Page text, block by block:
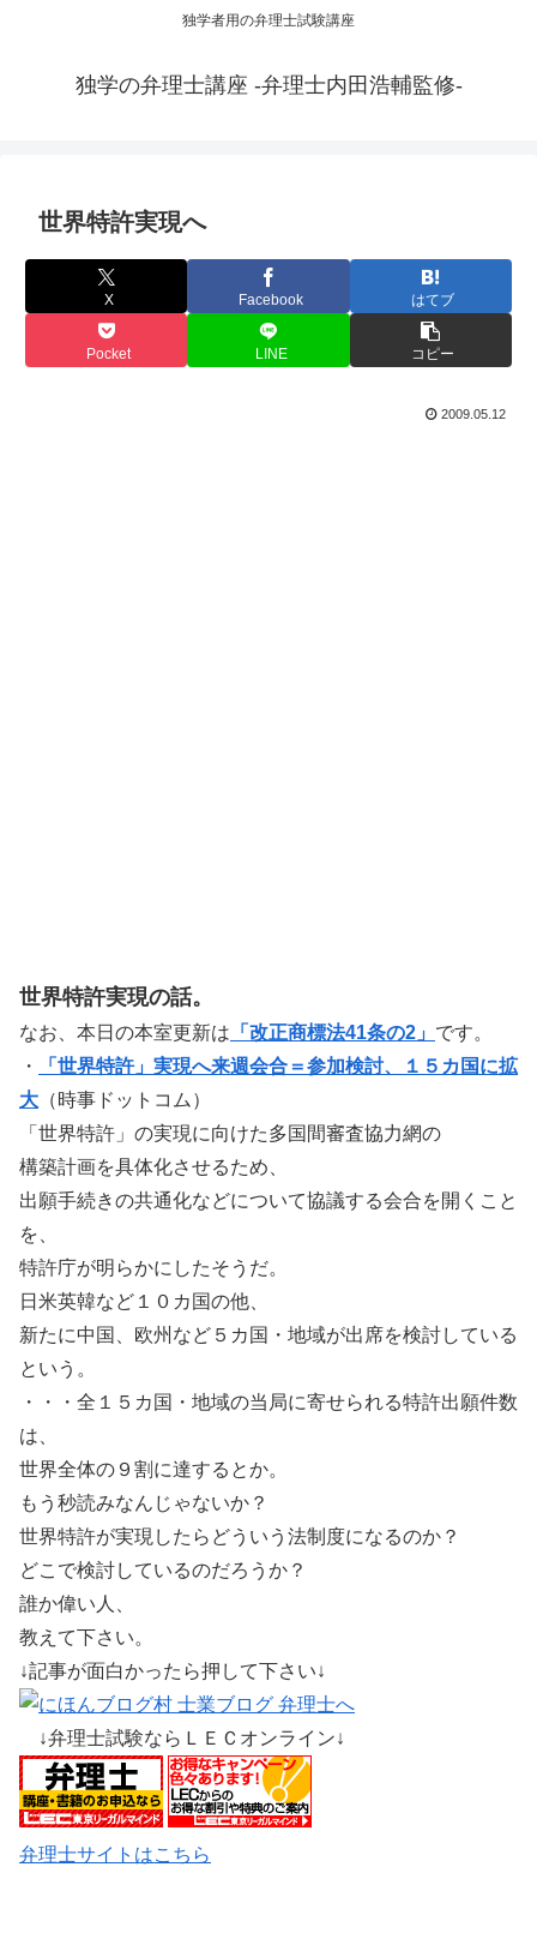
独学者用の弁理士試験講座
独学の弁理士講座 -弁理士内田浩輔監修-
世界特許実現へ
X Facebook はてブ
Pocket LINE コピー
2009.05.12
世界特許実現の話。
なお、本日の本室更新は 「改正商標法41条の2」 です。
・
「世界特許」実現へ来週会合＝参加検討、１５カ国に拡
大 （時事ドットコム）
「世界特許」の実現に向けた多国間審査協力網の
構築計画を具体化させるため、
出願手続きの共通化などについて協議する会合を開くこと
を、
特許庁が明らかにしたそうだ。
日米英韓など１０カ国の他、
新たに中国、欧州など５カ国・地域が出席を検討している
という。
・・・全１５カ国・地域の当局に寄せられる特許出願件数
は、
世界全体の９割に達するとか。
もう秒読みなんじゃないか？
世界特許が実現したらどういう法制度になるのか？
どこで検討しているのだろうか？
誰か偉い人、
教えて下さい。
↓記事が面白かったら押して下さい↓
↓弁理士試験ならＬＥＣオンライン↓
弁理士サイトはこちら